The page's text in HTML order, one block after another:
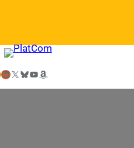
LinkedIn X Bluesky YouTube Amazon